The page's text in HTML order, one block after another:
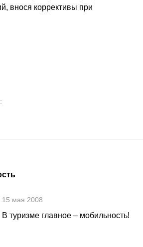
внося коррективы при
15 мая 2008
В туризме главное – мобильность!